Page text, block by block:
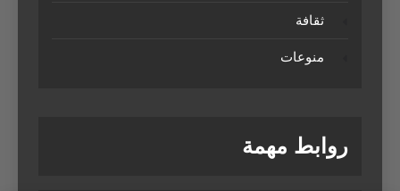
ثقافة
منوعات
روابط مهمة